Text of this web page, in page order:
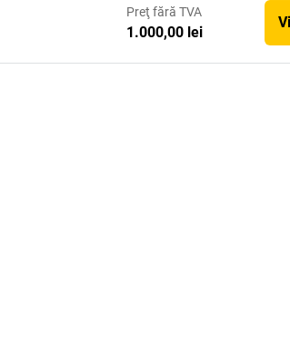
Preţ fără TVA
1.000,00 lei